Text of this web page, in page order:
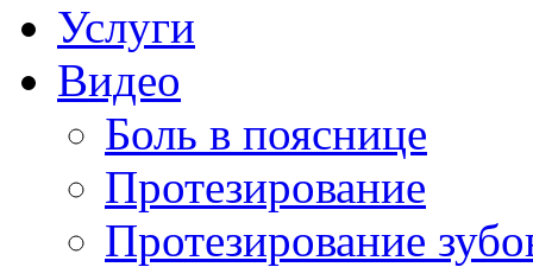
Услуги
Видео
Боль в пояснице
Протезирование
Протезирование